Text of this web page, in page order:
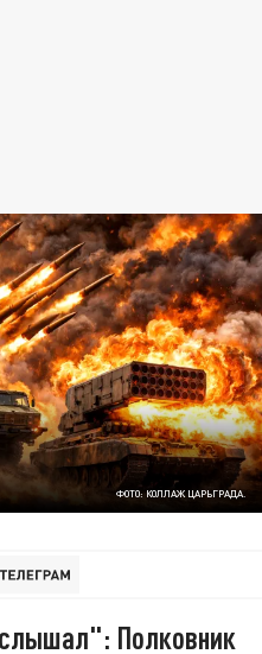
ФОТО: КОЛЛАЖ ЦАРЬГРАДА.
Полковник